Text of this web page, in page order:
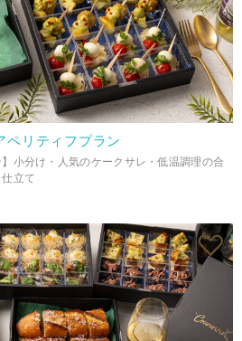
ペリティフプラン
小分け・人気のケークサレ・低温調理の合
立て